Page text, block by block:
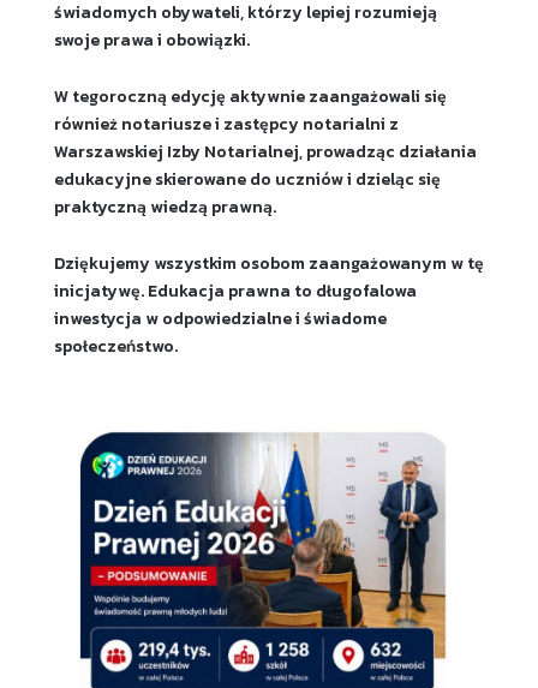
świadomych obywateli, którzy lepiej rozumieją
swoje prawa i obowiązki.
W tegoroczną edycję aktywnie zaangażowali się
również notariusze i zastępcy notarialni z
Warszawskiej Izby Notarialnej, prowadząc działania
edukacyjne skierowane do uczniów i dzieląc się
praktyczną wiedzą prawną.
Dziękujemy wszystkim osobom zaangażowanym w tę
inicjatywę. Edukacja prawna to długofalowa
inwestycja w odpowiedzialne i świadome
społeczeństwo.